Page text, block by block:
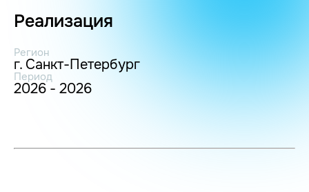
Реализация
Регион
г. Санкт-Петербург
Период
2026 - 2026